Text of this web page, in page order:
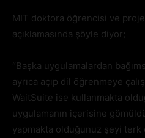
MIT doktora öğrencisi ve
açıklamasında şöyle diyor;
“Başka uygulamalardan
ayrıca açıp dil öğrenmeye
WaitSuite ise kullanmakta
uygulamanın içerisine
yapmakta olduğunuz şeyi